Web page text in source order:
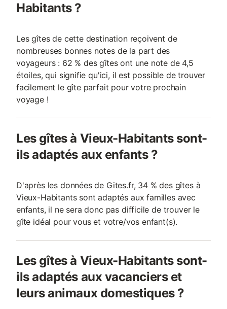
Habitants ?
Les gîtes de cette destination reçoivent de
nombreuses bonnes notes de la part des
voyageurs : 62 % des gîtes ont une note de 4,5
étoiles, qui signifie qu'ici, il est possible de trouver
facilement le gîte parfait pour votre prochain
voyage !
Les gîtes à Vieux-Habitants sont-
ils adaptés aux enfants ?
D'après les données de Gites.fr, 34 % des gîtes à
Vieux-Habitants sont adaptés aux familles avec
enfants, il ne sera donc pas difficile de trouver le
gîte idéal pour vous et votre/vos enfant(s).
Les gîtes à Vieux-Habitants sont-
ils adaptés aux vacanciers et
leurs animaux domestiques ?